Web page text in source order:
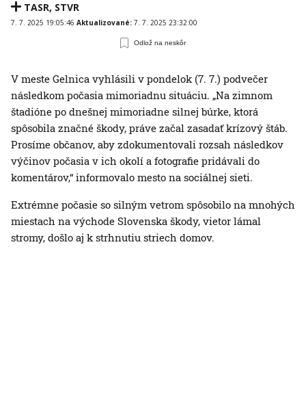
TASR, STVR
7. 7. 2025 19:05:46 Aktualizované: 7. 7. 2025 23:32:00
Odlož na neskôr
V meste Gelnica vyhlásili v pondelok (7. 7.) podvečer
následkom počasia mimoriadnu situáciu. „Na zimnom
štadióne po dnešnej mimoriadne silnej búrke, ktorá
spôsobila značné škody, práve začal zasadať krízový štáb.
Prosíme občanov, aby zdokumentovali rozsah následkov
výčinov počasia v ich okolí a fotografie pridávali do
komentárov,“ informovalo mesto na sociálnej sieti.
Extrémne počasie so silným vetrom spôsobilo na mnohých
miestach na východe Slovenska škody, vietor lámal
stromy, došlo aj k strhnutiu striech domov.